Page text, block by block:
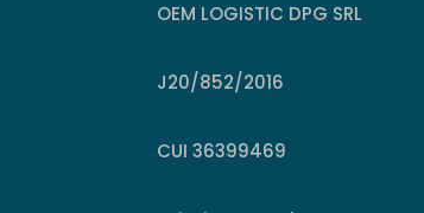
OEM LOGISTIC DPG SRL
J20/852/2016
CUI 36399469